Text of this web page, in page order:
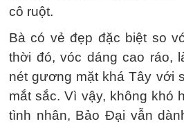
cô ruột.
Bà có vẻ đẹp đặc biệt so
thời đó, vóc dáng cao ráo,
nét gương mặt khá Tây với
mắt sắc. Vì vậy, không khó
tình nhân, Bảo Đại vẫn